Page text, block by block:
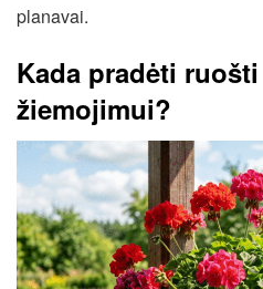
planavai.
Kada pradėti
žiemojimui?